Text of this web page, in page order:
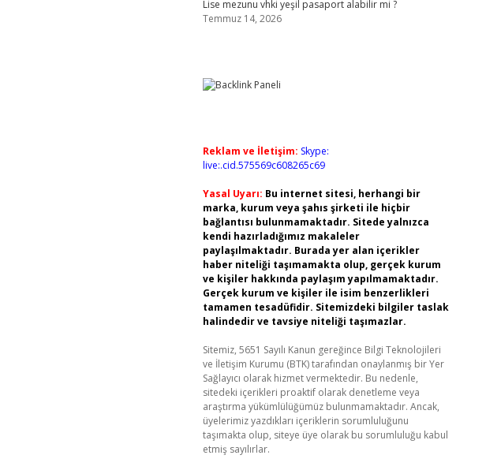
Lise mezunu vhki yeşil pasaport alabilir mi ?
Temmuz 14, 2026
Reklam ve İletişim: Skype:
live:.cid.575569c608265c69
Yasal Uyarı: Bu internet sitesi, herhangi bir
marka, kurum veya şahıs şirketi ile hiçbir
bağlantısı bulunmamaktadır. Sitede yalnızca
kendi hazırladığımız makaleler
paylaşılmaktadır. Burada yer alan içerikler
haber niteliği taşımamakta olup, gerçek kurum
ve kişiler hakkında paylaşım yapılmamaktadır.
Gerçek kurum ve kişiler ile isim benzerlikleri
tamamen tesadüfidir. Sitemizdeki bilgiler taslak
halindedir ve tavsiye niteliği taşımazlar.
Sitemiz, 5651 Sayılı Kanun gereğince Bilgi Teknolojileri
ve İletişim Kurumu (BTK) tarafından onaylanmış bir Yer
Sağlayıcı olarak hizmet vermektedir. Bu nedenle,
sitedeki içerikleri proaktif olarak denetleme veya
araştırma yükümlülüğümüz bulunmamaktadır. Ancak,
üyelerimiz yazdıkları içeriklerin sorumluluğunu
taşımakta olup, siteye üye olarak bu sorumluluğu kabul
etmiş sayılırlar.